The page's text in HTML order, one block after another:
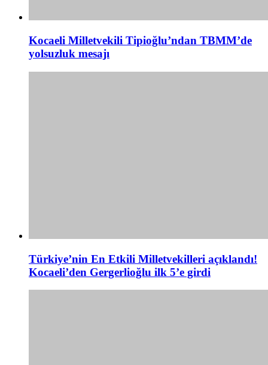
Kocaeli Milletvekili Tipioğlu’ndan TBMM’de
yolsuzluk mesajı
Türkiye’nin En Etkili Milletvekilleri açıklandı!
Kocaeli’den Gergerlioğlu ilk 5’e girdi